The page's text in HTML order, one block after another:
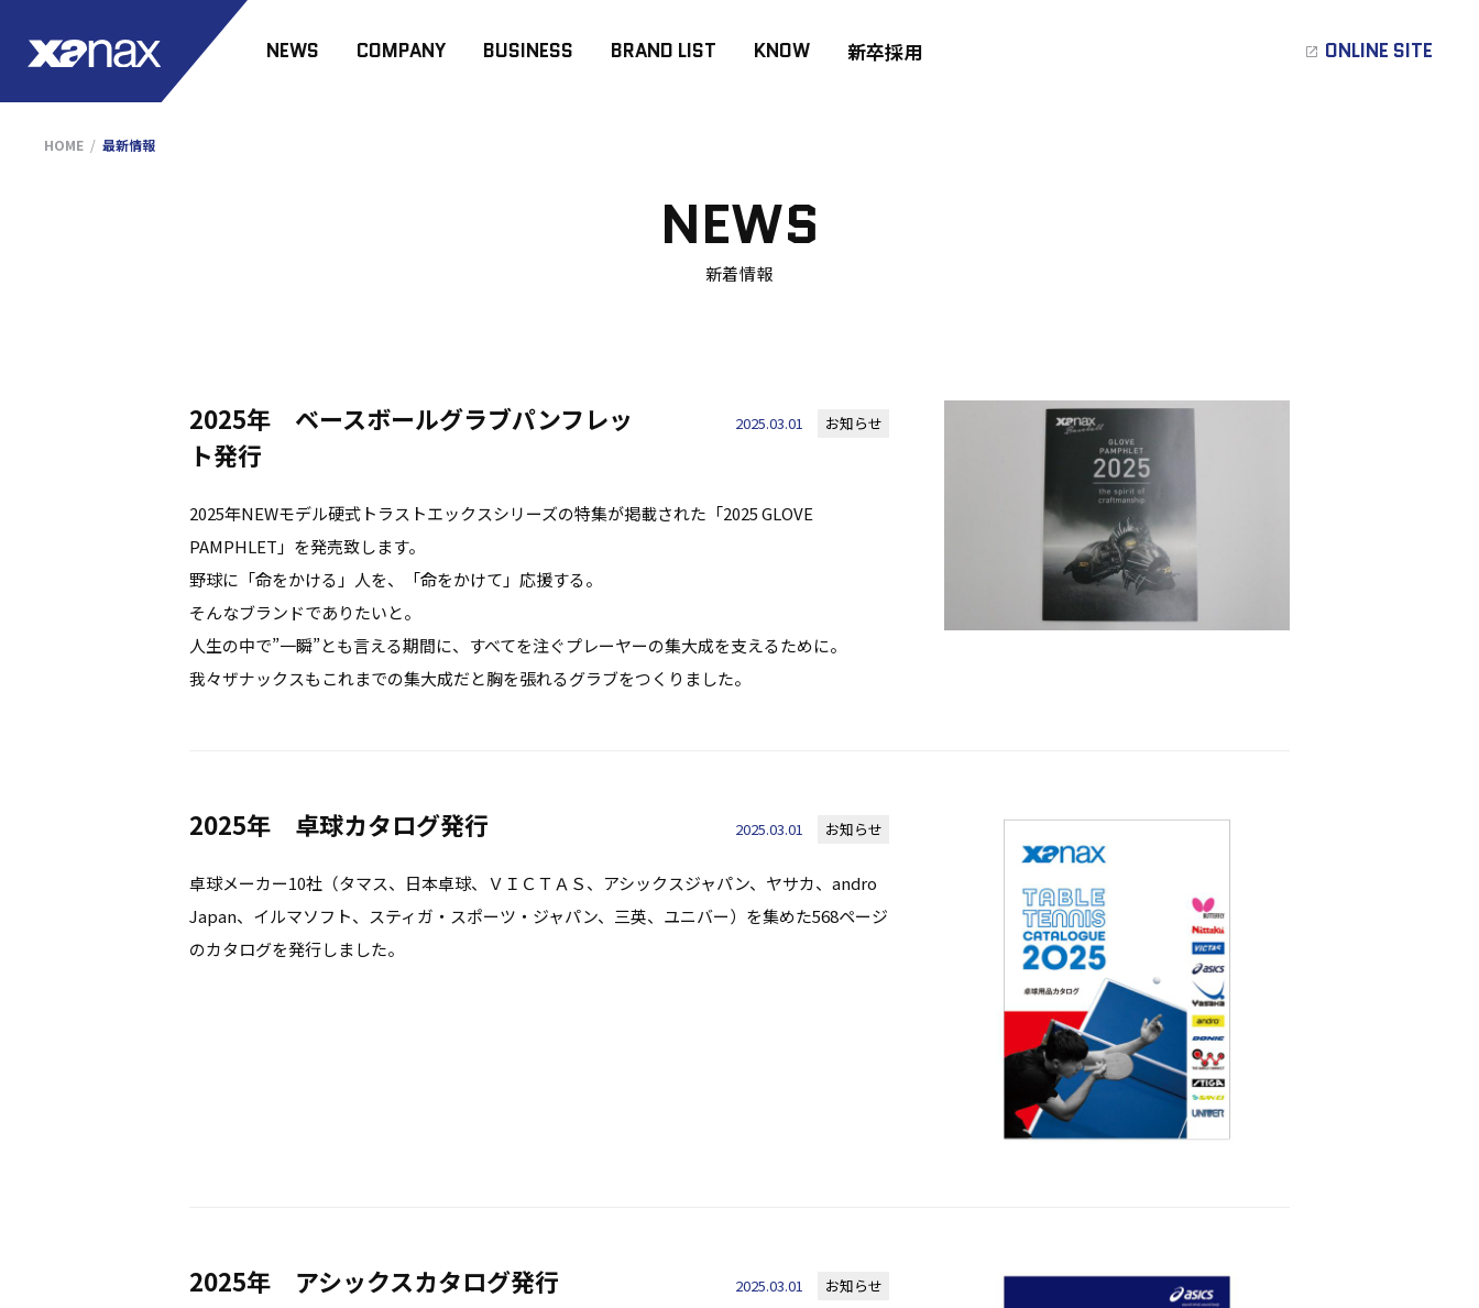
NEWS COMPANY BUSINESS BRAND LIST KNOW 新卒採用 ONLINE SITE
HOME 最新情報
NEWS
新着情報
2025年 ベースボールグラブパンフレッ
ト発行
2025.03.01 お知らせ
2025年NEWモデル硬式トラストエックスシリーズの特集が掲載された「2025 GLOVE
PAMPHLET」を発売致します。
野球に「命をかける」人を、「命をかけて」応援する。
そんなブランドでありたいと。
人生の中で”一瞬”とも言える期間に、すべてを注ぐプレーヤーの集大成を支えるために。
我々ザナックスもこれまでの集大成だと胸を張れるグラブをつくりました。
2025年 卓球カタログ発行 2025.03.01 お知らせ
卓球メーカー10社（タマス、日本卓球、ＶＩＣＴＡＳ、アシックスジャパン、ヤサカ、andro
Japan、イルマソフト、スティガ・スポーツ・ジャパン、三英、ユニバー）を集めた568ページ
のカタログを発行しました。
2025年 アシックスカタログ発行 2025.03.01 お知らせ